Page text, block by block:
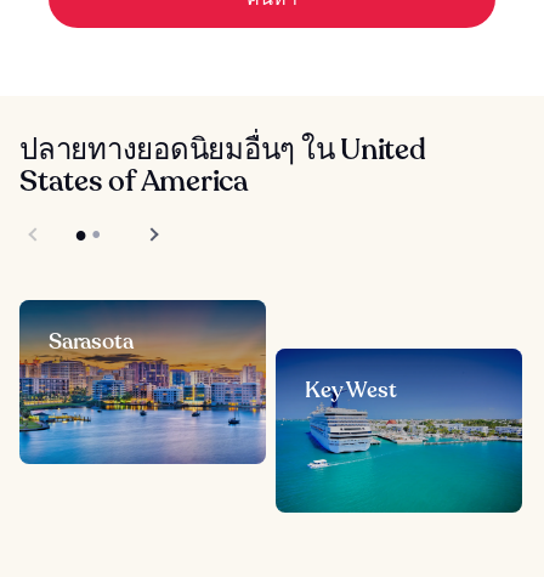
ปลายทางยอดนิยมอื่นๆ ใน United
States of America
Sarasota
Key West